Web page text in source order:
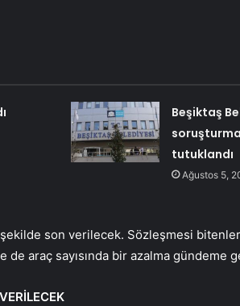
Beşiktaş
tutuklandı
Ağustos 5,
şekilde son verilecek. Sözleşmesi
de araç sayısında bir azalma gündeme